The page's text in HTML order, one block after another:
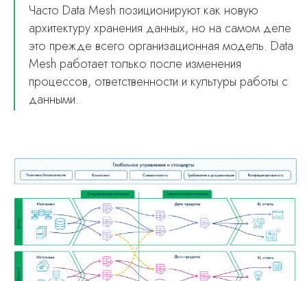
Часто Data Mesh позиционируют как новую
архитектуру хранения данных, но на самом деле
это прежде всего организационная модель. Data
Mesh работает только после изменения
процессов, ответственности и культуры работы с
данными.